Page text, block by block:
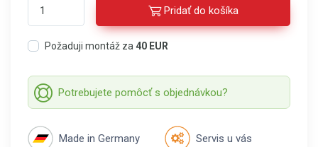
Pridať do košíka
Požaduji montáž za 40 EUR
Potrebujete pomôcť s objednávkou?
Made in Germany Servis u vás